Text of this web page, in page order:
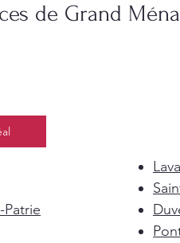
de Grand